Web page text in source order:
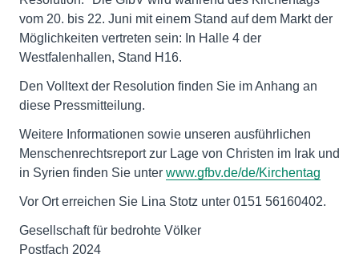
vom 20. bis 22. Juni mit einem Stand auf dem Markt der
Möglichkeiten vertreten sein: In Halle 4 der
Westfalenhallen, Stand H16.
Den Volltext der Resolution finden Sie im Anhang an
diese Pressmitteilung.
Weitere Informationen sowie unseren ausführlichen
Menschenrechtsreport zur Lage von Christen im Irak und
in Syrien finden Sie unter www.gfbv.de/de/Kirchentag
Vor Ort erreichen Sie Lina Stotz unter 0151 56160402.
Gesellschaft für bedrohte Völker
Postfach 2024